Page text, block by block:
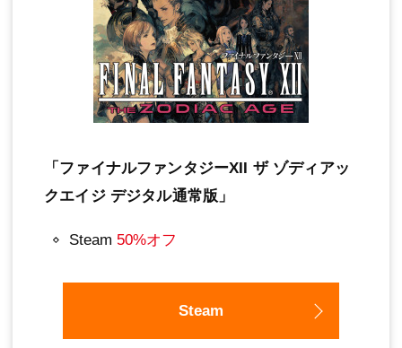
「ファイナルファンタジーXII ザ ゾディアッ
クエイジ デジタル通常版」
Steam 50%オフ
Steam